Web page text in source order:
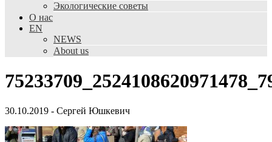
Экологические советы
О нас
EN
NEWS
About us
30.10.2019 - Сергей Юшкевич